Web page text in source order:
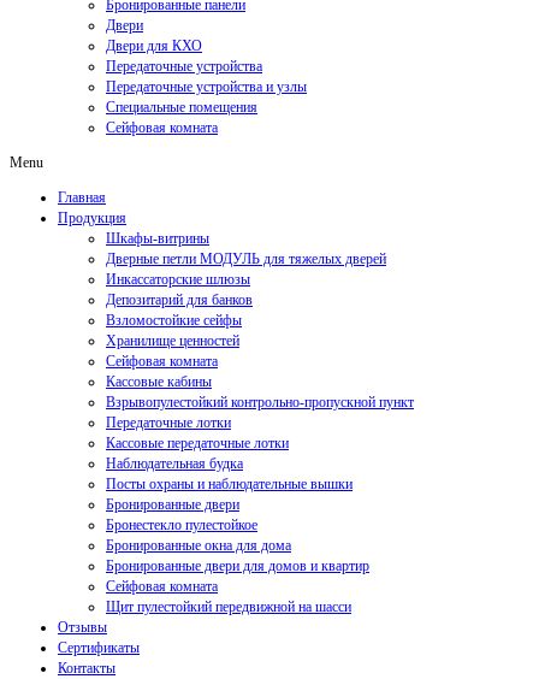
Бронированные панели
Двери
Двери для КХО
Передаточные устройства
Передаточные устройства и узлы
Специальные помещения
Сейфовая комната
Menu
Главная
Продукция
Шкафы-витрины
Дверные петли МОДУЛЬ для тяжелых дверей
Инкассаторские шлюзы
Депозитарий для банков
Взломостойкие сейфы
Хранилище ценностей
Сейфовая комната
Кассовые кабины
Взрывопулестойкий контрольно-пропускной пункт
Передаточные лотки
Кассовые передаточные лотки
Наблюдательная будка
Посты охраны и наблюдательные вышки
Бронированные двери
Бронестекло пулестойкое
Бронированные окна для дома
Бронированные двери для домов и квартир
Сейфовая комната
Щит пулестойкий передвижной на шасси
Отзывы
Сертификаты
Контакты